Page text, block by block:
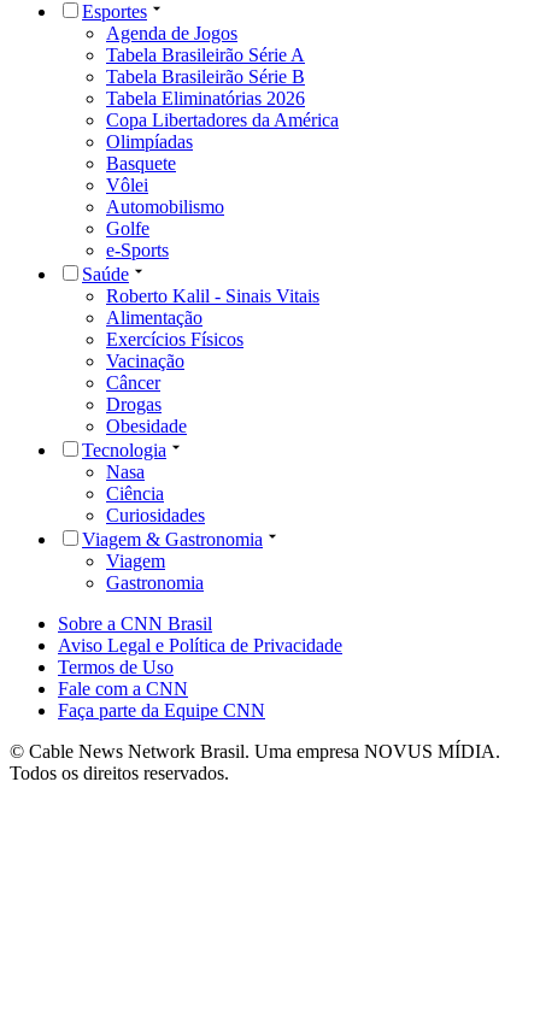
Esportes
Agenda de Jogos
Tabela Brasileirão Série A
Tabela Brasileirão Série B
Tabela Eliminatórias 2026
Copa Libertadores da América
Olimpíadas
Basquete
Vôlei
Automobilismo
Golfe
e-Sports
Saúde
Roberto Kalil - Sinais Vitais
Alimentação
Exercícios Físicos
Vacinação
Câncer
Drogas
Obesidade
Tecnologia
Nasa
Ciência
Curiosidades
Viagem & Gastronomia
Viagem
Gastronomia
Sobre a CNN Brasil
Aviso Legal e Política de Privacidade
Termos de Uso
Fale com a CNN
Faça parte da Equipe CNN
© Cable News Network Brasil. Uma empresa NOVUS MÍDIA.
Todos os direitos reservados.